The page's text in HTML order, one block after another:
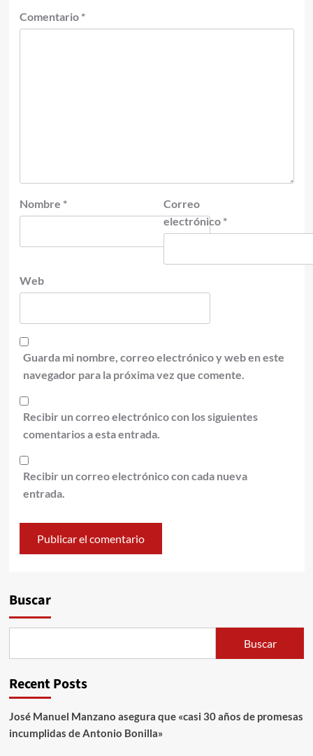
Comentario *
Nombre *
Correo
electrónico *
Web
Guarda mi nombre, correo electrónico y web en este
navegador para la próxima vez que comente.
Recibir un correo electrónico con los siguientes
comentarios a esta entrada.
Recibir un correo electrónico con cada nueva
entrada.
Buscar
Buscar
Recent Posts
José Manuel Manzano asegura que «casi 30 años de promesas
incumplidas de Antonio Bonilla»